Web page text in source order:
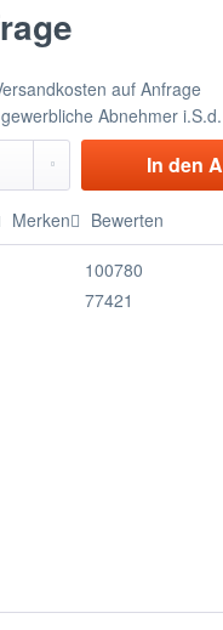
auf Anfrage
Abnehmer
In den
Merken Bewerten
100780
77421